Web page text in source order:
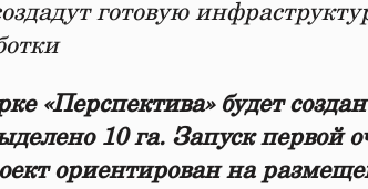
готовую
«Перспектива» будет
10 га. Запуск первой
ориентирован на